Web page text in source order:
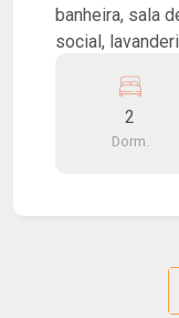
banheira, sala
social,
garagem
2
Dorm.